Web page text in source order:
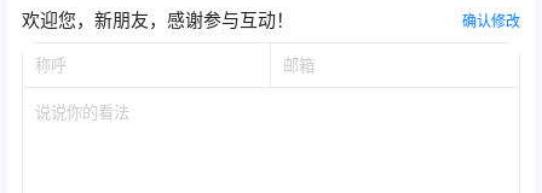
欢迎您，新朋友，感谢参与互动！ 确认修改